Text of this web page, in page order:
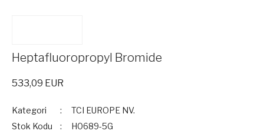
Heptafluoropropyl Bromide
533,09 EUR
Kategori
TCI EUROPE NV.
Stok Kodu
H0689-5G